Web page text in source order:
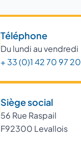
Téléphone
Du lundi au vendredi
+ 33 (0)1 42 70 97 20
Siège social
56 Rue Raspail
F92300 Levallois